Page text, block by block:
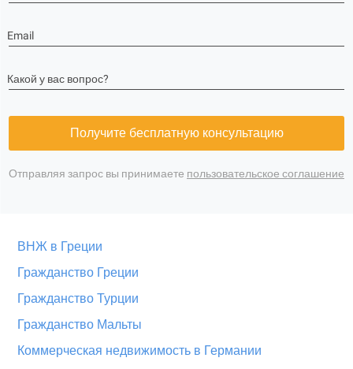
Email
Какой у вас вопрос?
Получите бесплатную консультацию
Отправляя запрос вы принимаете пользовательское соглашение
ВНЖ в Греции
Гражданство Греции
Гражданство Турции
Гражданство Мальты
Коммерческая недвижимость в Германии